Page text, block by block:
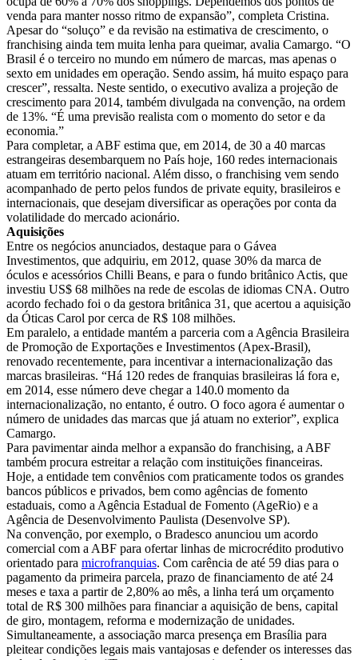
venda para manter nosso ritmo de expansão”, completa Cristina.
Apesar do “soluço” e da revisão na estimativa de crescimento, o
franchising ainda tem muita lenha para queimar, avalia Camargo. “O
Brasil é o terceiro no mundo em número de marcas, mas apenas o
sexto em unidades em operação. Sendo assim, há muito espaço para
crescer”, ressalta. Neste sentido, o executivo avaliza a projeção de
crescimento para 2014, também divulgada na convenção, na ordem
de 13%. “É uma previsão realista com o momento do setor e da
economia.”
Para completar, a ABF estima que, em 2014, de 30 a 40 marcas
estrangeiras desembarquem no País hoje, 160 redes internacionais
atuam em território nacional. Além disso, o franchising vem sendo
acompanhado de perto pelos fundos de private equity, brasileiros e
internacionais, que desejam diversificar as operações por conta da
volatilidade do mercado acionário.
Aquisições
Entre os negócios anunciados, destaque para o Gávea
Investimentos, que adquiriu, em 2012, quase 30% da marca de
óculos e acessórios Chilli Beans, e para o fundo britânico Actis, que
investiu US$ 68 milhões na rede de escolas de idiomas CNA. Outro
acordo fechado foi o da gestora britânica 31, que acertou a aquisição
da Óticas Carol por cerca de R$ 108 milhões.
Em paralelo, a entidade mantém a parceria com a Agência Brasileira
de Promoção de Exportações e Investimentos (Apex-Brasil),
renovado recentemente, para incentivar a internacionalização das
marcas brasileiras. “Há 120 redes de franquias brasileiras lá fora e,
em 2014, esse número deve chegar a 140.0 momento da
internacionalização, no entanto, é outro. O foco agora é aumentar o
número de unidades das marcas que já atuam no exterior”, explica
Camargo.
Para pavimentar ainda melhor a expansão do franchising, a ABF
também procura estreitar a relação com instituições financeiras.
Hoje, a entidade tem convênios com praticamente todos os grandes
bancos públicos e privados, bem como agências de fomento
estaduais, como a Agência Estadual de Fomento (AgeRio) e a
Agência de Desenvolvimento Paulista (Desenvolve SP).
Na convenção, por exemplo, o Bradesco anunciou um acordo
comercial com a ABF para ofertar linhas de microcrédito produtivo
orientado para microfranquias. Com carência de até 59 dias para o
pagamento da primeira parcela, prazo de financiamento de até 24
meses e taxa a partir de 2,80% ao mês, a linha terá um orçamento
total de R$ 300 milhões para financiar a aquisição de bens, capital
de giro, montagem, reforma e modernização de unidades.
Simultaneamente, a associação marca presença em Brasília para
pleitear condições legais mais vantajosas e defender os interesses das